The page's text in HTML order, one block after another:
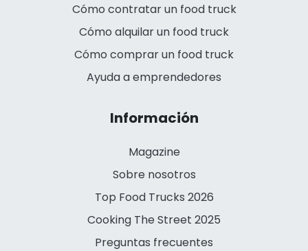
Cómo contratar un food truck
Cómo alquilar un food truck
Cómo comprar un food truck
Ayuda a emprendedores
Información
Magazine
Sobre nosotros
Top Food Trucks 2026
Cooking The Street 2025
Preguntas frecuentes